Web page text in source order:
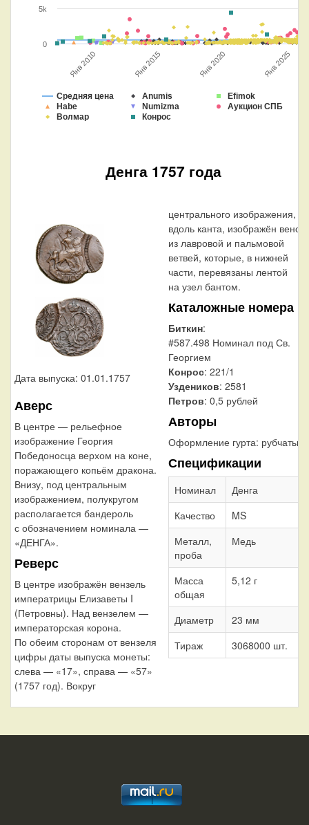
Средняя цена Anumis
Efimok
Habe
Numizma
Аукцион СПБ
Волмар
Конрос
Янв 2010 Янв 2015 Янв 2020 Янв 2025
0
5k
Денга 1757 года
Дата выпуска: 01.01.1757
Аверс
В центре — рельефное
изображение Георгия
Победоносца верхом на коне,
поражающего копьём дракона.
Внизу, под центральным
изображением, полукругом
располагается бандероль
с обозначением номинала —
«ДЕНГА».
Реверс
В центре изображён вензель
императрицы Елизаветы I
(Петровны). Над вензелем —
императорская корона.
По обеим сторонам от вензеля
цифры даты выпуска монеты:
слева — «17», справа — «57»
(1757 год). Вокруг
центрального изображения,
вдоль канта, изображён венок
из лавровой и пальмовой
ветвей, которые, в нижней
части, перевязаны лентой
на узел бантом.
Каталожные номера
Биткин:
#587.498 Номинал под Св.
Георгием
Конрос: 221/1
Уздеников: 2581
Петров: 0,5 рублей
Авторы
Оформление гурта: рубчатый
Спецификации
Номинал
Денга
Качество
MS
Металл,
проба
Медь
Масса
общая
5,12 г
Диаметр
23 мм
Тираж
3068000 шт.